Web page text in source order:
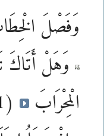
وَفَصْلَ
وَهَلْ أَتَاكَ
الْمِحْرَابَ
(21)